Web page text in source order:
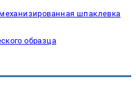
механизированная шпаклевка
образца